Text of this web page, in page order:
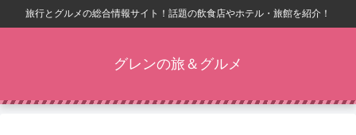
旅行とグルメの総合情報サイト！話題の飲食店やホテル・旅館を紹介！
グレンの旅＆グルメ